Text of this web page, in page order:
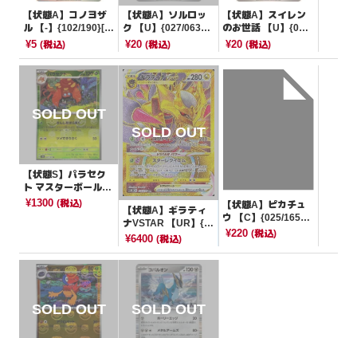
【状態A】コノヨザ
ル 【-】{102/190}[S
V4a]
¥5 (税込)
【状態A】ソルロッ
ク 【U】{027/063}
[M1L]
¥20(税込)
【状態A】スイレン
のお世話 【U】{064/
066}[SV5a]
¥20 (税込)
【状態S】パラセク
ト マスターボールミ
ラー【U】{047/165}
¥1300 (税込)
【状態A】ギラティ
ナVSTAR 【UR】{1
25/100}[S11]
¥6400(税込)
【状態A】ピカチュ
ウ 【C】{025/165}
[SV2a]
¥220 (税込)